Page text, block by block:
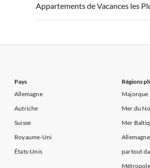
Appartements de Vacances à Côte d'Azur
Appartements de Vacances à France
Appartements de Vacances à Côte
Appartements de Vacances les
Pays
Allemagne
Autriche
Suisse
Royaume-Uni
États-Unis
Régions
Majorque
Mer du
Mer
Allemagne
partout